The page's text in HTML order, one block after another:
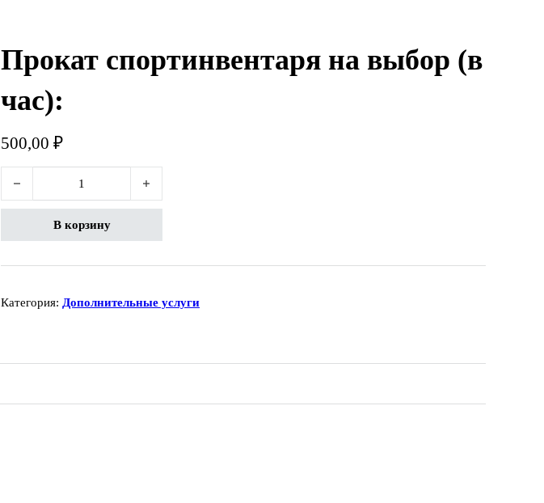
Прокат спортинвентаря на выбор (в
час):
500,00 ₽
В корзину
Категория: Дополнительные услуги